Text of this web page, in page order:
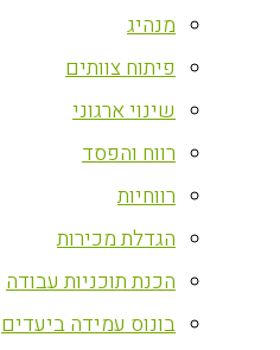
מנהיג
פיתוח צוותים
שינוי ארגוני
רווח והפסד
רווחיות
הגדלת מכירות
הכנת תוכניות עבודה
בונוס עמידה ביעדים